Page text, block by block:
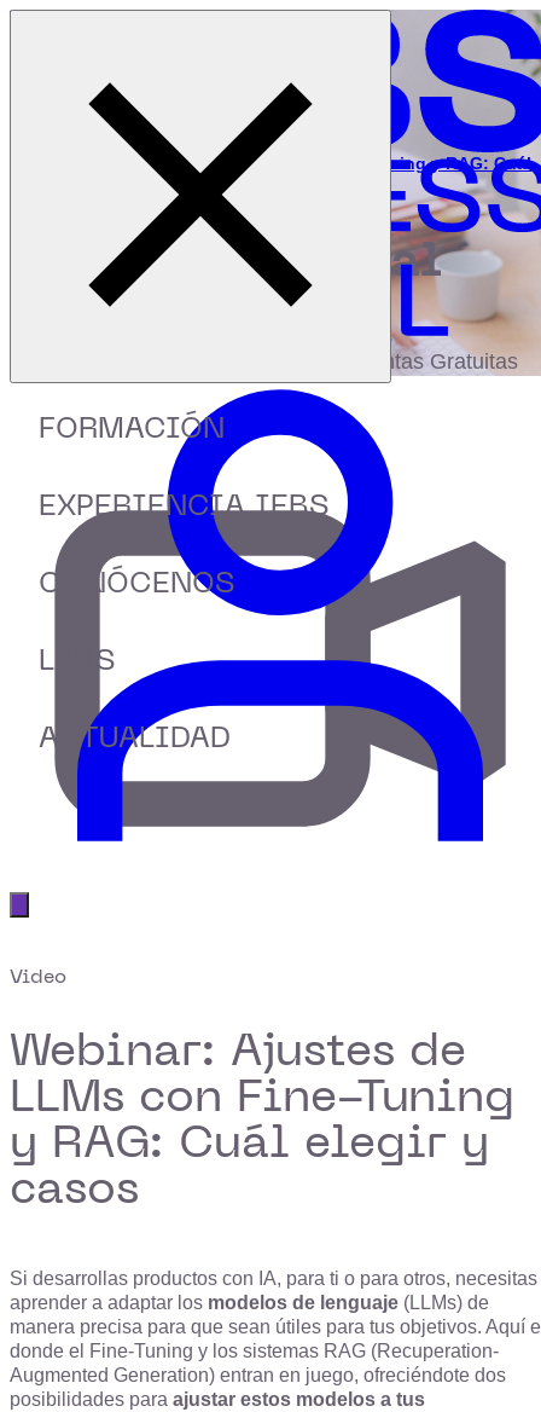
FORMACIÓN
EXPERIENCIA IEBS
CONÓCENOS
LABS
ACTUALIDAD
Inicio
Recursos
Webinar: Ajustes de LLMs con Fine-Tuning y RAG: Cuál
elegir y casos
bibliotecadigital
Accede a más de 150 Recursos, Guías,
eBooks,Plantillas, Estudios y Herramientas Gratuitas
Video
Webinar: Ajustes de
LLMs con Fine-Tuning
y RAG: Cuál elegir y
casos
Si desarrollas productos con IA, para ti o para otros, necesitas
aprender a adaptar los modelos de lenguaje (LLMs) de
manera precisa para que sean útiles para tus objetivos. Aquí
donde el Fine-Tuning y los sistemas RAG (Recuperation-
Augmented Generation) entran en juego, ofreciéndote dos
posibilidades para ajustar estos modelos a tus